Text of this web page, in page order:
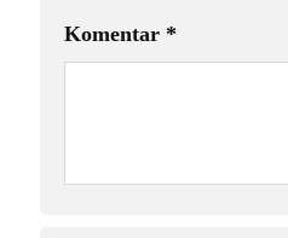
Komentar *